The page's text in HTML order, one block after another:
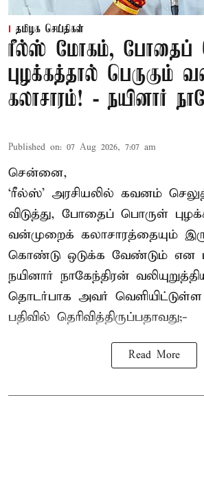
தமிழக செய்திகள்
ரீல்ஸ் மோகம், போதைப்
புழக்கத்தால் பெருகும்
கலாசாரம்! - நயினார்
Published on: 07 Aug 2026, 7:07 am
சென்னை,
‘ரீல்ஸ்’ அரசியலில் கவனம்
விடுத்து, போதைப் பொருள்
வன்முறைக் கலாசாரத்தையும்
கொண்டு ஒடுக்க வேண்டும் என
நயினார் நாகேந்திரன்
தொடர்பாக அவர்
பதிவில் தெரிவித்திருப்பதாவது;-
Read More